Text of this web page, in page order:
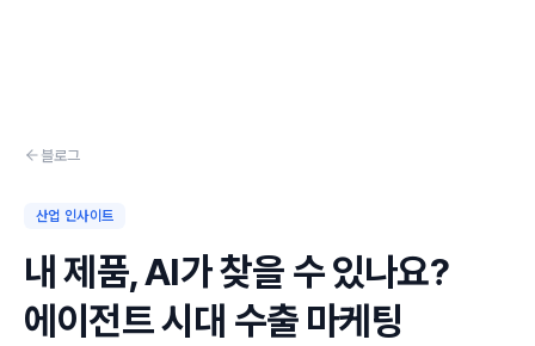
블로그
산업 인사이트
내 제품, AI가 찾을 수 있나요?
에이전트 시대 수출 마케팅